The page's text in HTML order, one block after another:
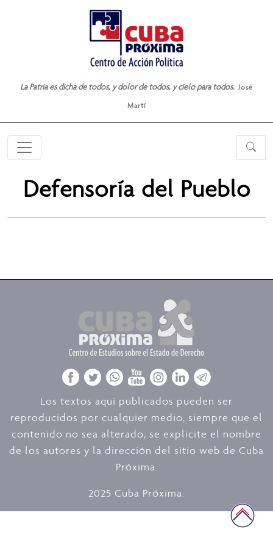
La Patria es dicha de todos, y dolor de todos, y cielo para todos. José
Martí
Defensoría del Pueblo
Los textos aquí publicados pueden ser
reproducidos por cualquier medio, siempre que el
contenido no sea alterado, se explicite el nombre
de los autores y la dirección del sitio web de Cuba
Próxima.
2025 Cuba Próxima.